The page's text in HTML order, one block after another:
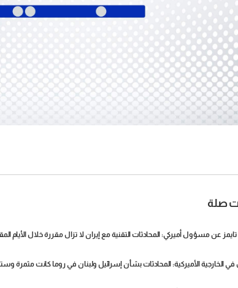
صلة
عن مسؤول أميركي: المحادثات التقنية مع إيران لا تزال مقررة خلال الأيام
الخارجية الأميركية: المحادثات بشأن إسرائيل ولبنان في روما كانت مثمرة